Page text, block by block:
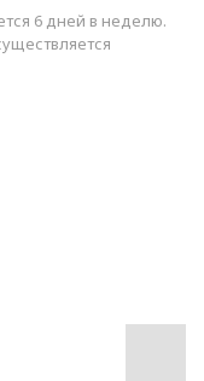
6 дней в неделю.